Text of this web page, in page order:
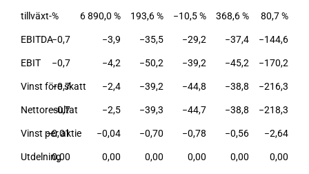
tillväxt-% 6 890,0 % 193,6 % −10,5 % 368,6 % 80,7 %
EBITDA−0,7 −3,9 −35,5 −29,2 −37,4 −144,6
EBIT −0,7 −4,2 −50,2 −39,2 −45,2 −170,2
Vinst före skatt
−0,7 −2,4 −39,2 −44,8 −38,8 −216,3
Nettoresultat
−0,7 −2,5 −39,3 −44,7 −38,8 −218,3
Vinst per aktie
−0,01 −0,04 −0,70 −0,78 −0,56 −2,64
Utdelning0,00 0,00 0,00 0,00 0,00 0,00